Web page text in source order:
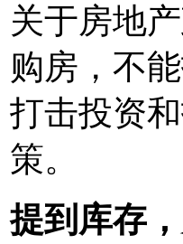
关于房地
购房，不
打击投资
策。
提到库存